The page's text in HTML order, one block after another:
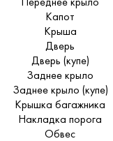
Переднее крыло
Капот
Крыша
Дверь
Дверь (купе)
Заднее крыло
Заднее крыло (купе)
Крышка багажника
Накладка порога
Обвес